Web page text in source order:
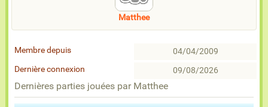
Matthee
Membre depuis
04/04/2009
Dernière connexion
09/08/2026
Dernières parties jouées par Matthee